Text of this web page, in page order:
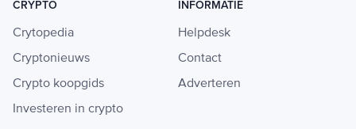
CRYPTO
Crytopedia
Cryptonieuws
Crypto koopgids
Investeren in crypto
INFORMATIE
Helpdesk
Contact
Adverteren